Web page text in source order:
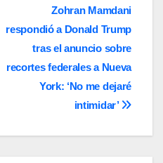
Zohran Mamdani
respondió a Donald Trump
tras el anuncio sobre
recortes federales a Nueva
York: ‘No me dejaré
intimidar’